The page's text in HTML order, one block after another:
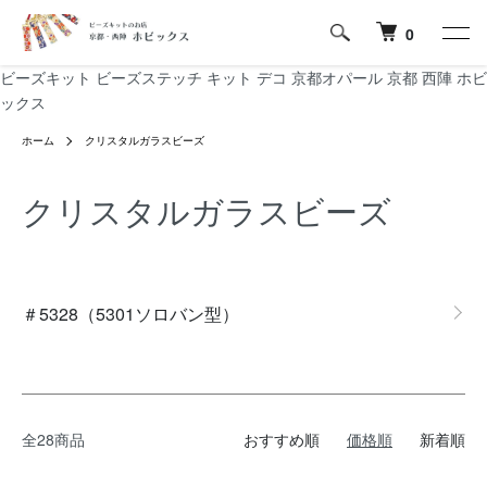
ビーズキット ビーズステッチ キット デコ 京都オパール 京都 西陣 ホビ
ックス
0
ホーム クリスタルガラスビーズ
クリスタルガラスビーズ
＃5328（5301ソロバン型）
全28商品 おすすめ順 価格順 新着順